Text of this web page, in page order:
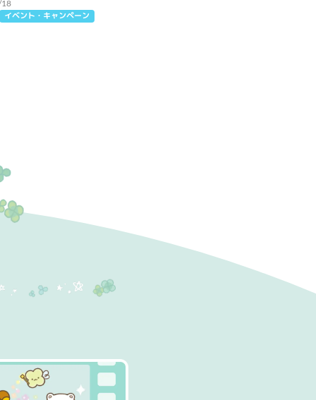
イベント・キャンペーン